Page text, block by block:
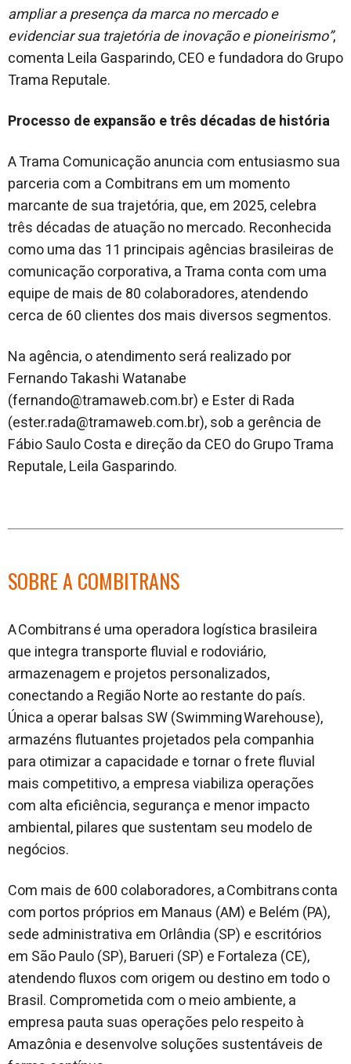
ampliar a presença da marca no mercado e
evidenciar sua trajetória de inovação e pioneirismo”,
comenta Leila Gasparindo, CEO e fundadora do Grupo
Trama Reputale.
Processo de expansão e três décadas de história
A Trama Comunicação anuncia com entusiasmo sua
parceria com a Combitrans em um momento
marcante de sua trajetória, que, em 2025, celebra
três décadas de atuação no mercado. Reconhecida
como uma das 11 principais agências brasileiras de
comunicação corporativa, a Trama conta com uma
equipe de mais de 80 colaboradores, atendendo
cerca de 60 clientes dos mais diversos segmentos.
Na agência, o atendimento será realizado por
Fernando Takashi Watanabe
(fernando@tramaweb.com.br) e Ester di Rada
(ester.rada@tramaweb.com.br), sob a gerência de
Fábio Saulo Costa e direção da CEO do Grupo Trama
Reputale, Leila Gasparindo.
SOBRE A COMBITRANS
A Combitrans é uma operadora logística brasileira
que integra transporte fluvial e rodoviário,
armazenagem e projetos personalizados,
conectando a Região Norte ao restante do país.
Única a operar balsas SW (Swimming Warehouse),
armazéns flutuantes projetados pela companhia
para otimizar a capacidade e tornar o frete fluvial
mais competitivo, a empresa viabiliza operações
com alta eficiência, segurança e menor impacto
ambiental, pilares que sustentam seu modelo de
negócios.
Com mais de 600 colaboradores, a Combitrans conta
com portos próprios em Manaus (AM) e Belém (PA),
sede administrativa em Orlândia (SP) e escritórios
em São Paulo (SP), Barueri (SP) e Fortaleza (CE),
atendendo fluxos com origem ou destino em todo o
Brasil. Comprometida com o meio ambiente, a
empresa pauta suas operações pelo respeito à
Amazônia e desenvolve soluções sustentáveis de